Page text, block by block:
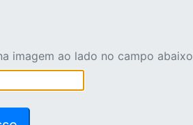
imagem ao lado no campo abaixo